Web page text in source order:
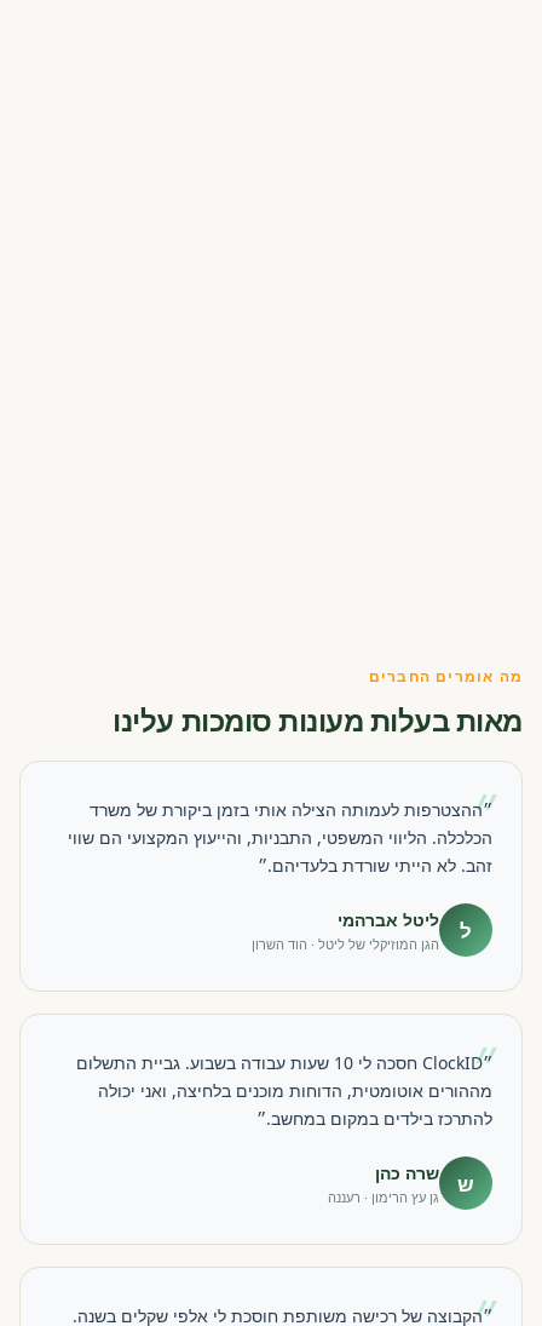
מה אומרים החברים
מאות בעלות מעונות סומכות עלינו
״
״ההצטרפות לעמותה הצילה אותי בזמן ביקורת של משרד
הכלכלה. הליווי המשפטי, התבניות, והייעוץ המקצועי הם שווי
זהב. לא הייתי שורדת בלעדיהם.״
ל ליטל אברהמי
הגן המוזיקלי של ליטל · הוד השרון
״
״ClockID חסכה לי 10 שעות עבודה בשבוע. גביית התשלום
מההורים אוטומטית, הדוחות מוכנים בלחיצה, ואני יכולה
להתרכז בילדים במקום במחשב.״
ש שרה כהן
גן עץ הרימון · רעננה
״הקבוצה של רכישה משותפת חוסכת לי אלפי שקלים בשנה.